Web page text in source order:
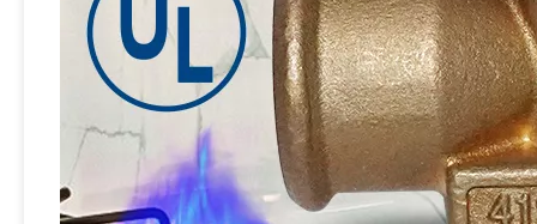
Sian V6S3 LPG Cylinder Pol Valve Propana Gas Tank Valves Untuk Vietnam